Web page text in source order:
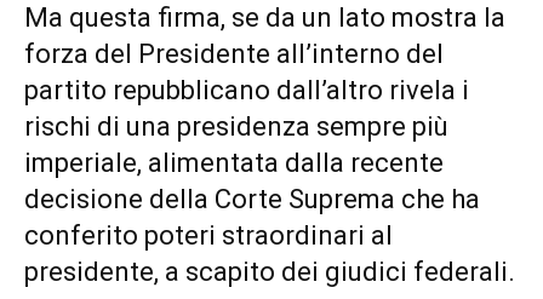
Ma questa firma, se da un lato mostra la
forza del Presidente all’interno del
partito repubblicano dall’altro rivela i
rischi di una presidenza sempre più
imperiale, alimentata dalla recente
decisione della Corte Suprema che ha
conferito poteri straordinari al
presidente, a scapito dei giudici federali.